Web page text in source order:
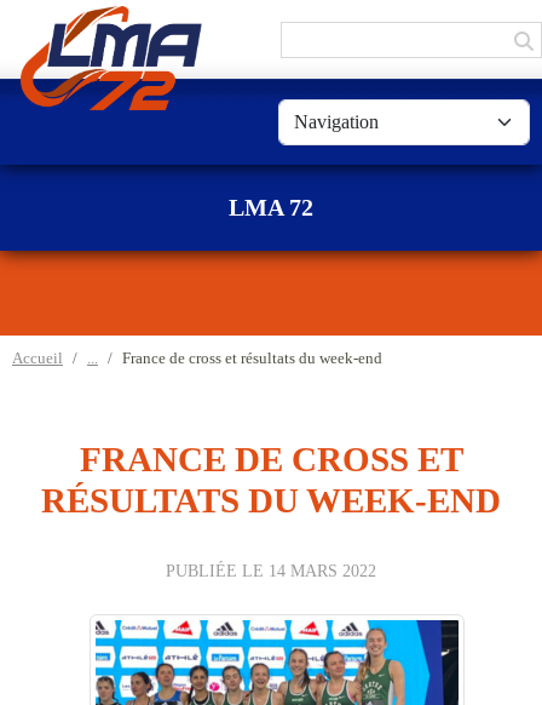
LMA 72
Accueil France de cross et résultats du week-end
FRANCE DE CROSS ET
RÉSULTATS DU WEEK-END
PUBLIÉE LE 14 MARS 2022
Panneau de gestion des cookies